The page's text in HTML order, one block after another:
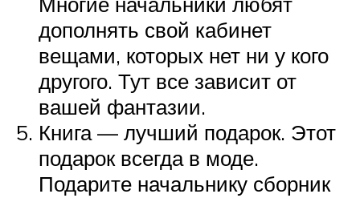
дополнять свой кабинет
вещами, которых нет ни у кого
другого. Тут все зависит от
вашей фантазии.
Книга — лучший подарок. Этот
подарок всегда в моде.
Подарите начальнику сборник